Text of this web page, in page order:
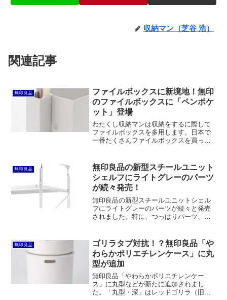
収納マン（芝谷 浩）
関連記事
無印良品
ファイルボックスに新境地！無印
のファイルボックスに「ペンポケ
ット」登場
わたくし収納マンは収納をするに際して
ファイルボックスを多用します。日本で
一番たくさんファイルボックスを買った
も洗面所でストックを収納するのに使う
などしています。ファイル...
無印良品
無印良品の新型スチールユニット
シェルフにライトグレーのパーツ
が続々発売！
無印良品の新型スチールユニットシェル
フにライトグレーのパーツが続々と発売
されました。特に、つっぱりパーツ、帆
ネル補強パーツとサイドクロスバーの用
途がイマイチ分かりません。
無印良品
ゴリラタブ対抗！？無印良品「や
わらかポリエチレンケース」に丸
型が追加
無印良品「やわらかポリエチレンケー
ス」に丸型などが新たに追加されまし
た。「丸型・深」はレッドゴリラ（旧・